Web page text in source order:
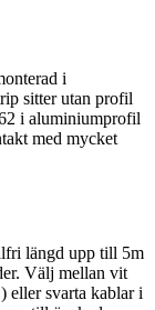
i
sitter utan profil
i aluminiumprofil
med mycket
längd upp till 5m
Välj mellan vit
eller svarta kablar i